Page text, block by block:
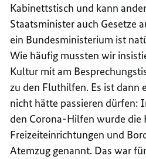
Kabinettstisch und kann
Staatsminister auch Gesetze
ein Bundesministerium ist
Wie häufig mussten wir
Kultur mit am
zu den Fluthilfen. Es ist dann
nicht hätte passieren dürfen:
den Corona-Hilfen wurde die
Freizeiteinrichtungen und
Atemzug genannt. Das war